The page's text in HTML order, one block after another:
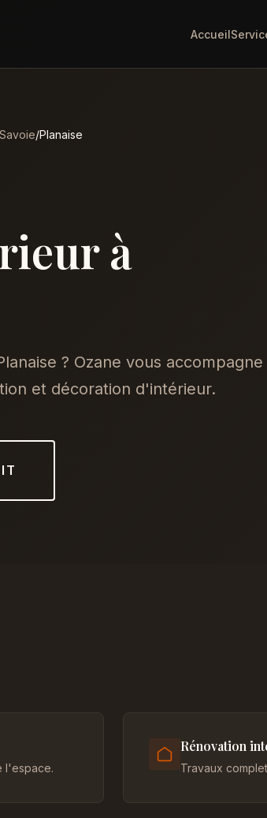
Accueil
/Planaise
à
? Ozane vous accompagne
et décoration d'intérieur.
l'espace.
Rénovation
Travaux